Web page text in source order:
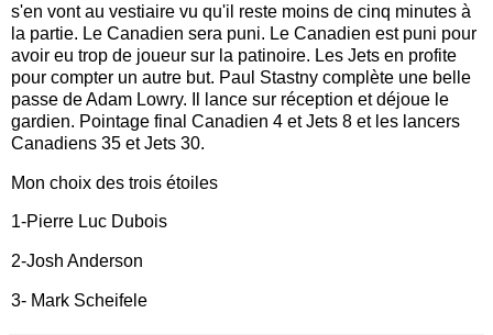
s'en vont au vestiaire vu qu'il reste moins de cinq minutes à
la partie. Le Canadien sera puni. Le Canadien est puni pour
avoir eu trop de joueur sur la patinoire. Les Jets en profite
pour compter un autre but. Paul Stastny complète une belle
passe de Adam Lowry. Il lance sur réception et déjoue le
gardien. Pointage final Canadien 4 et Jets 8 et les lancers
Canadiens 35 et Jets 30.
Mon choix des trois étoiles
1-Pierre Luc Dubois
2-Josh Anderson
3- Mark Scheifele